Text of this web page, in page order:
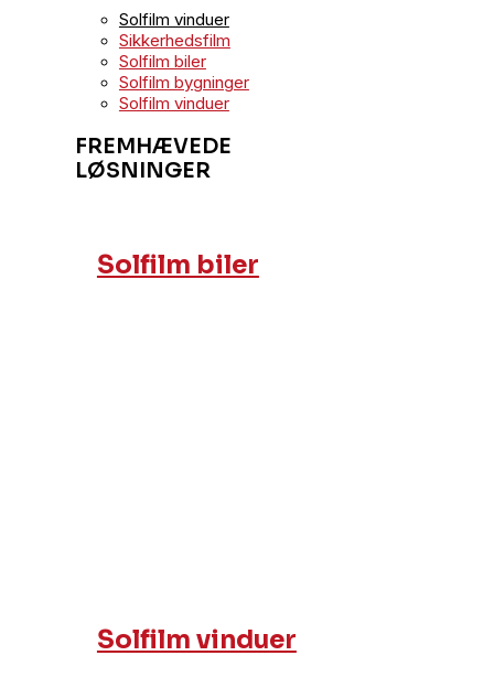
Solfilm vinduer
Sikkerhedsfilm
Solfilm biler
Solfilm bygninger
Solfilm vinduer
FREMHÆVEDE
LØSNINGER
Solfilm biler
Solfilm vinduer